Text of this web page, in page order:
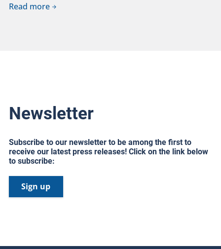
Read more
Newsletter
Subscribe to our newsletter to be among the first to
receive our latest press releases! Click on the link below
to subscribe:
Sign up